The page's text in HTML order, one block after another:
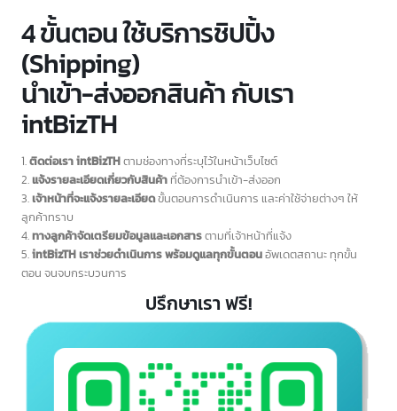
ดูแลการจัดทำเอกสารขนส่งสินค้าข้ามแดน เช่น ใบตราส่งสินค้าขนส่ง
ระหว่างประเทศ ใบกำกับการขนย้าย พร้อมประสานงานกับสายการขนส่ง
ทั้งในประเทศและระหว่างประเทศ เพื่อให้สินค้าเดินทางถึงจุดหมายปลาย
ทางได้อย่างรวดเร็วและปลอดภัย
4 ขั้นตอน ใช้บริการชิปปิ้ง
(Shipping)
นำเข้า-ส่งออกสินค้า กับเรา
intBizTH